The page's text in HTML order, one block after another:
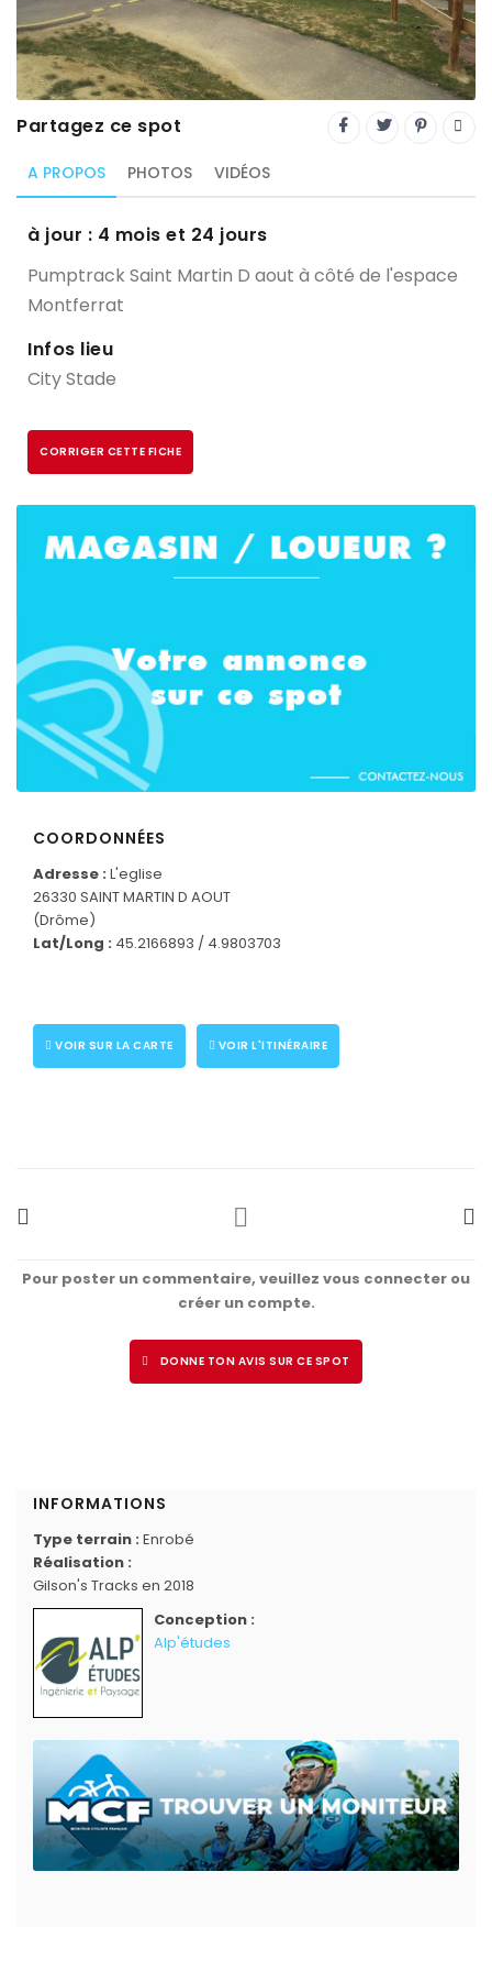
Trial
XC Rando - VTTAE
XCO
Constructeurs-Shapers
Derniers commentaires
Partagez ce spot
A PROPOS PHOTOS VIDÉOS
à jour : 4 mois et 24 jours
Pumptrack Saint Martin D aout à côté de l'espace
Montferrat
Infos lieu
City Stade
CORRIGER CETTE FICHE
COORDONNÉES
Adresse : L'eglise
26330 SAINT MARTIN D AOUT
(Drôme)
Lat/Long : 45.2166893 / 4.9803703
VOIR SUR LA CARTE VOIR L'ITINÉRAIRE
Pour poster un commentaire, veuillez vous connecter ou
créer un compte.
DONNE TON AVIS SUR CE SPOT
INFORMATIONS
Type terrain : Enrobé
Réalisation :
Gilson's Tracks en 2018
Conception :
Alp'études